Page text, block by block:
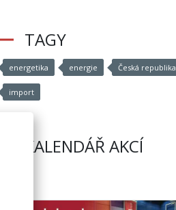
TAGY
energetika energie Česká republika
import
KALENDÁŘ AKCÍ